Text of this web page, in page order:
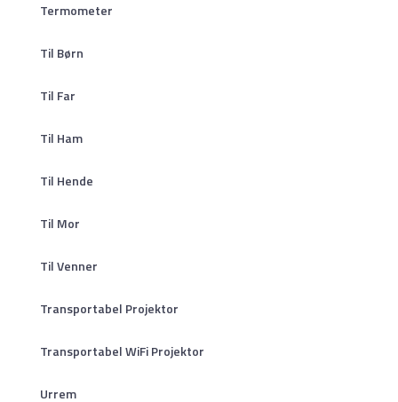
Termometer
Til Børn
Til Far
Til Ham
Til Hende
Til Mor
Til Venner
Transportabel Projektor
Transportabel WiFi Projektor
Urrem